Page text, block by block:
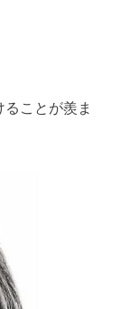
ことが羨ま